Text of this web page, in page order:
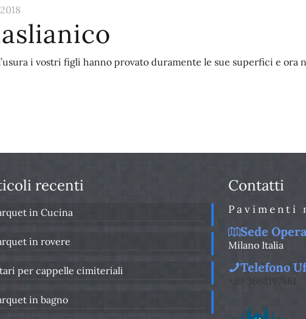
i vostri figli hanno provato duramente le sue superfici e ora
recenti
in Cucina
in rovere
per cappelle cimiteriali
in bagno
Contatti
Pavimenti
Sede
Milano Italia
Telefono
+39 3662197861